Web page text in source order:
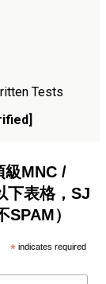
Tests
級MNC /
表格，SJ
）
* indicates required